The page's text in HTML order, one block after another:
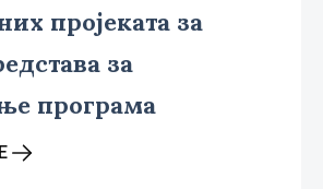
пројеката за
за
програма